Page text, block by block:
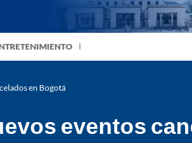
en Bogotá
eventos